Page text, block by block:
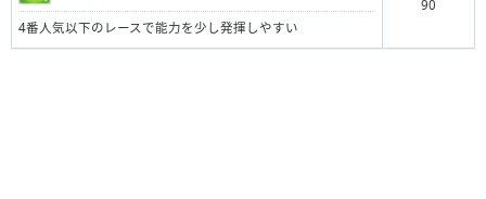
4番人気以下のレースで能力を少し発揮しやすい
90